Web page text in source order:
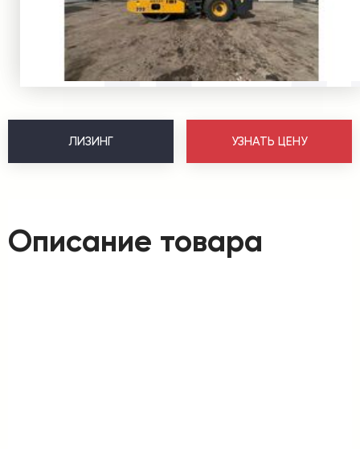
ЛИЗИНГ УЗНАТЬ ЦЕНУ
Описание товара